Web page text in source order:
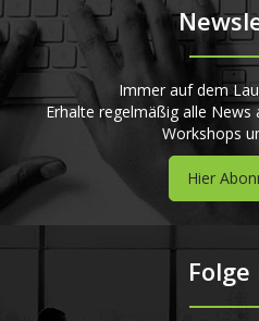
Immer auf dem
Erhalte regelmäßig alle News
Workshops
Hier
Folge